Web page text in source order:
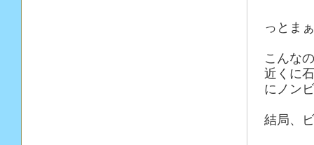
っとま
こんな
近くに
にノン
結局、